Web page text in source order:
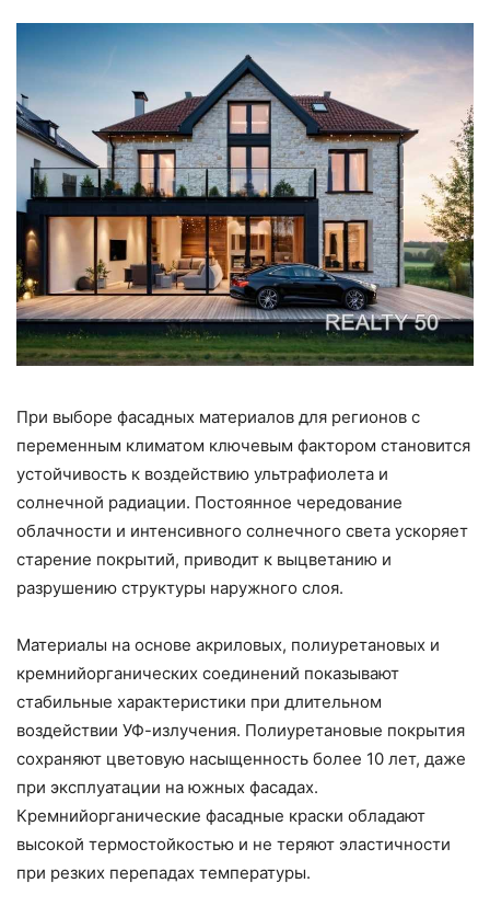
При выборе фасадных материалов для регионов с
переменным климатом ключевым фактором становится
устойчивость к воздействию ультрафиолета и
солнечной радиации. Постоянное чередование
облачности и интенсивного солнечного света ускоряет
старение покрытий, приводит к выцветанию и
разрушению структуры наружного слоя.
Материалы на основе акриловых, полиуретановых и
кремнийорганических соединений показывают
стабильные характеристики при длительном
воздействии УФ-излучения. Полиуретановые покрытия
сохраняют цветовую насыщенность более 10 лет, даже
при эксплуатации на южных фасадах.
Кремнийорганические фасадные краски обладают
высокой термостойкостью и не теряют эластичности
при резких перепадах температуры.